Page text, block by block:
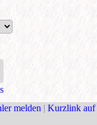
melden | Kurzlink auf